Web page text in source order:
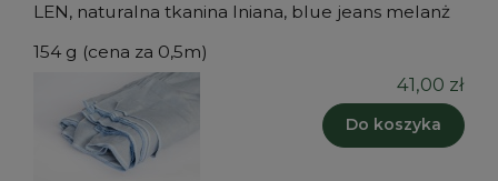
LEN, naturalna tkanina lniana, blue jeans melanż
154 g (cena za 0,5m)
41,00 zł
Do koszyka